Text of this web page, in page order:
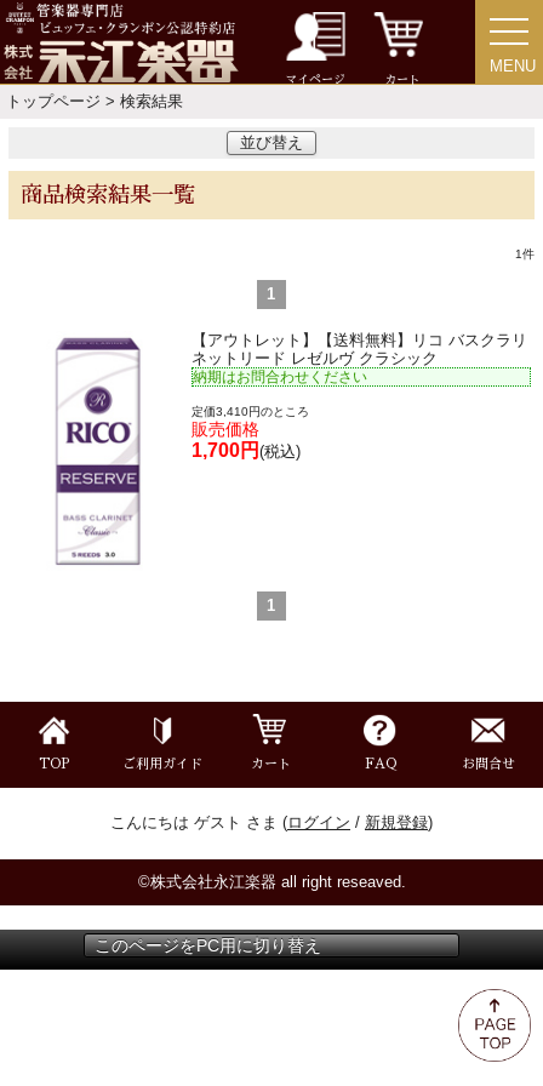
マイページ カート
MENU
MENU
トップページ > 検索結果
並び替え
商品検索結果一覧
1件
1
【アウトレット】【送料無料】リコ バスクラリ
ネットリード レゼルヴ クラシック
納期はお問合わせください
定価3,410円のところ
販売価格
1,700円 (税込)
1
TOP ご利用ガイド カート FAQ お問合せ
こんにちは ゲスト さま (ログイン / 新規登録)
©株式会社永江楽器 all right reseaved.
チューバ
マウスピース＆ポーチ
リガチャー＆キャップ
ストラップ
ミュート
楽器スタンド
お手入れ用品・パーツ
このページをPC用に切り替え